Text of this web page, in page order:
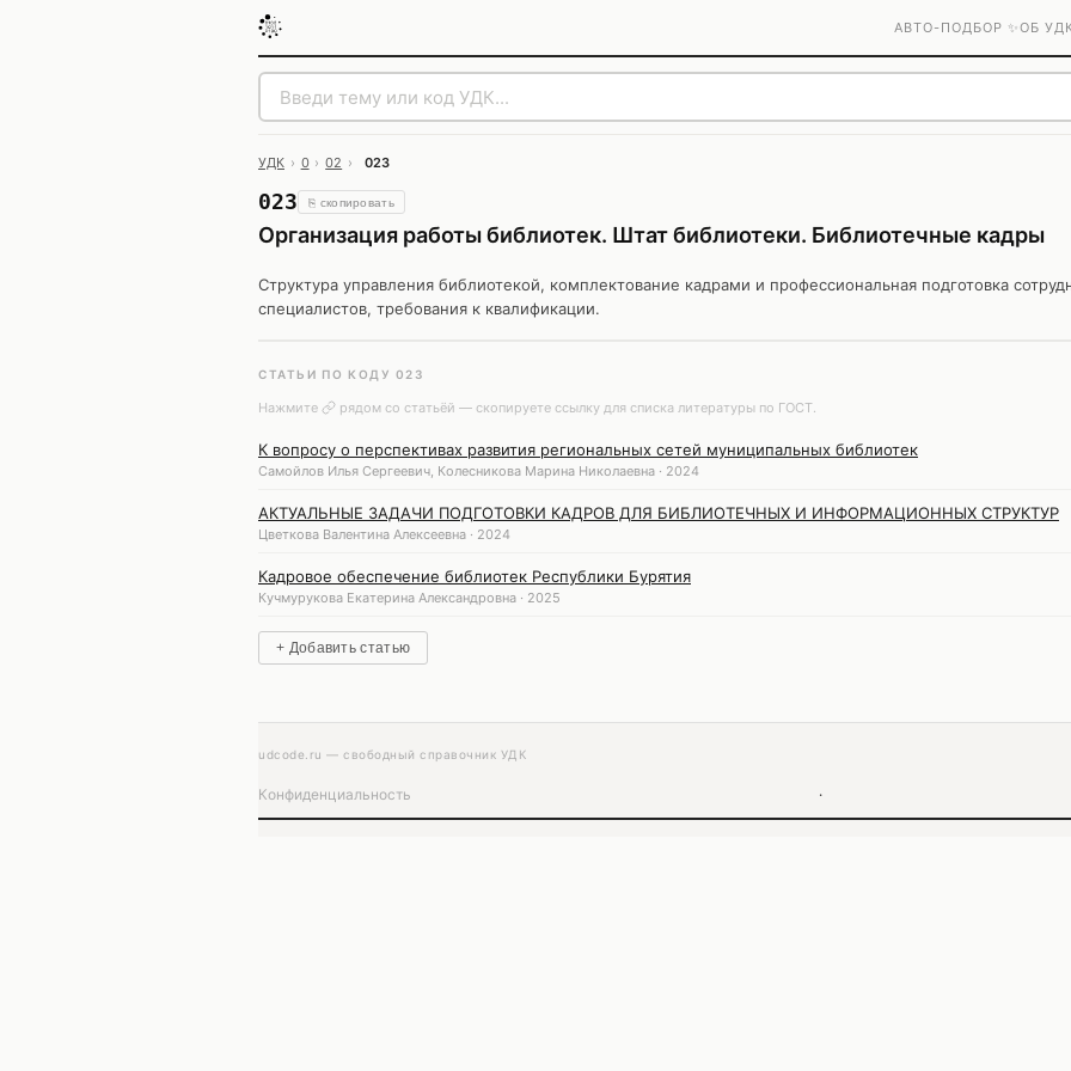
АВТО-ПОДБОР ✨ОБ
УДК › 0 › 02 › 023
023 ⎘ скопировать
Организация работы библиотек. Штат библиотеки. Библиотечные кадры
Структура управления библиотекой, комплектование кадрами и профессиональная подготовка
специалистов, требования к квалификации.
СТАТЬИ ПО КОДУ 023
Нажмите
рядом со статьёй — скопируете ссылку для списка литературы по ГОСТ.
К вопросу о перспективах развития региональных сетей муниципальных библиотек
Самойлов Илья Сергеевич, Колесникова Марина Николаевна · 2024
АКТУАЛЬНЫЕ ЗАДАЧИ ПОДГОТОВКИ КАДРОВ ДЛЯ БИБЛИОТЕЧНЫХ И ИНФОРМАЦИОННЫХ СТРУКТУР
Цветкова Валентина Алексеевна · 2024
Кадровое обеспечение библиотек Республики Бурятия
Кучмурукова Екатерина Александровна · 2025
+ Добавить статью
udcode.ru — свободный справочник УДК
Конфиденциальность ·